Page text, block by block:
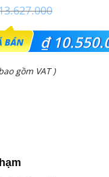
₫
gồm VAT )